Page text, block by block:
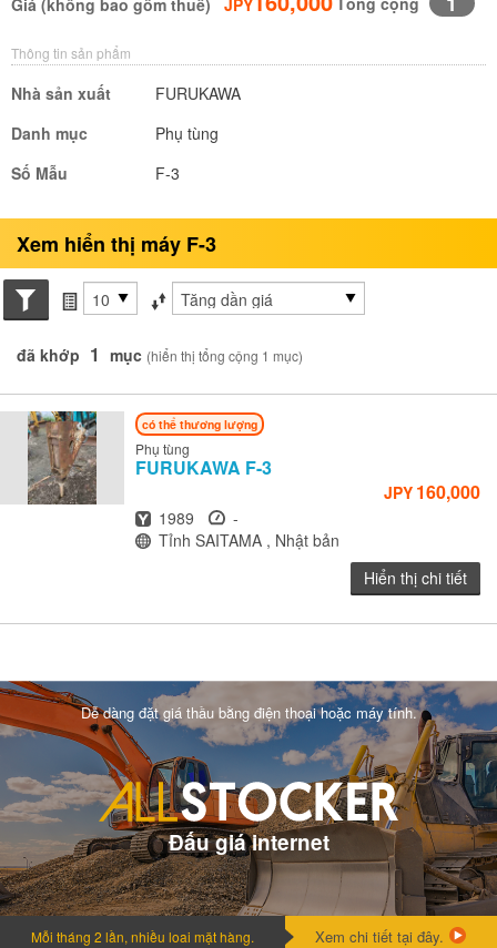
Giá (không bao gồm thuế) JPY
Thông tin sản phẩm
Nhà sản xuất
FURUKAWA
Danh mục
Phụ tùng
Số Mẫu
F-3
Xem hiển thị máy F-3
Search conditions
các mục mỗi trang
Sắp xếp theo
đã khớp 1 mục (hiển thị tổng cộng 1 mục)
có thể thương lượng
Phụ tùng
FURUKAWA F-3
JPY 160,000
Năm
1989 Giờ
-
Địa điểm
Tỉnh SAITAMA , Nhật bản
Hiển thị chi tiết
Dễ dàng đặt giá thầu bằng điện thoại hoặc máy tính.
Đấu giá internet
Mỗi tháng 2 lần, nhiều loai mặt hàng. Xem chi tiết tại đây.